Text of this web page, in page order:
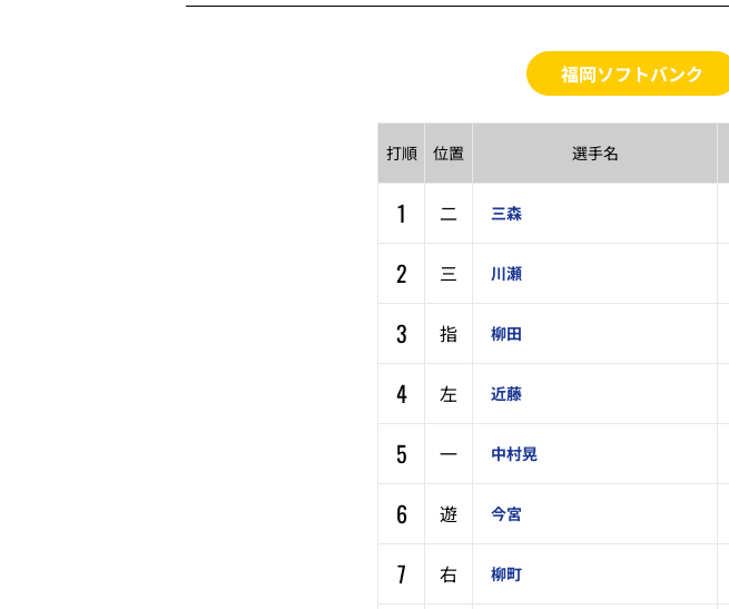
福岡ソフトバンク
打順 位置 選手名
1 二 三森
2
三 川瀬
3
指 柳田
4
左 近藤
5
一 中村晃
6
遊 今宮
7
右 柳町